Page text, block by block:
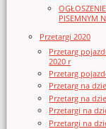
PISEMNYM
Przetargi 2020
Przetarg
2020 r
Przetarg
Przetarg na
Przetarg na
Przetargi na
Przetargi na